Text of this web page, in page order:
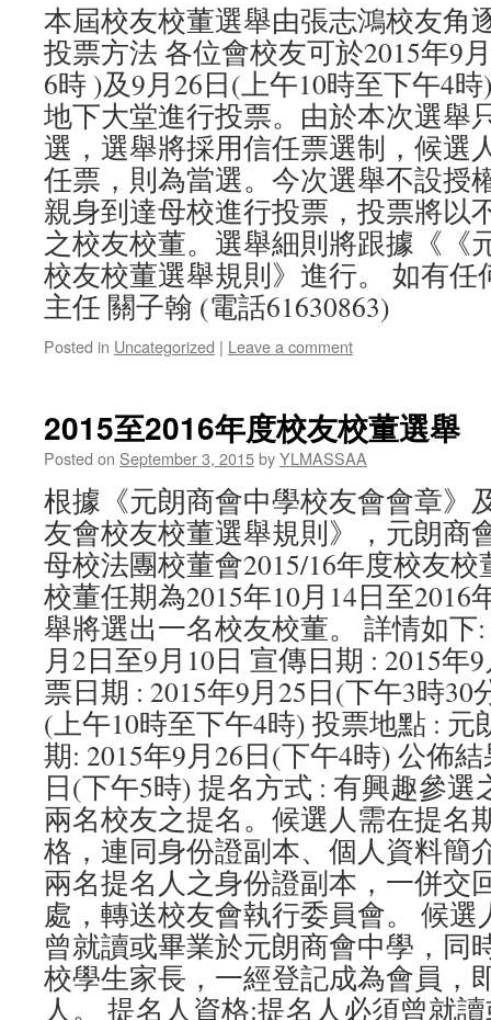
本屆校友校董選舉由張志鴻校友角
投票方法 各位會校友可於2015年9
6時 )及9月26日(上午10時至下午4
地下大堂進行投票。由於本次選舉
選，選舉將採用信任票選制，候選
任票，則為當選。今次選舉不設授
親身到達母校進行投票，投票將以
之校友校董。選舉細則將跟據《《
校友校董選舉規則》進行。 如有
主任 關子翰 (電話61630863)
Posted in Uncategorized | Leave a comment
2015至2016年度校友校董選舉
Posted on September 3, 2015byYLMASSAA
根據《元朗商會中學校友會會章》
友會校友校董選舉規則》，元朗商
母校法團校董會2015/16年度校友
校董任期為2015年10月14日至2016
舉將選出一名校友校董。 詳情如下
月2日至9月10日 宣傳日期 : 2015年
票日期 : 2015年9月25日(下午3時30
(上午10時至下午4時) 投票地點 : 元
期: 2015年9月26日(下午4時) 公佈
日(下午5時) 提名方式 : 有興趣參
兩名校友之提名。候選人需在提名
格，連同身份證副本、個人資料簡
兩名提名人之身份證副本，一併交
處，轉送校友會執行委員會。 候選
曾就讀或畢業於元朗商會中學，同
校學生家長，一經登記成為會員，
人。 提名人資格:提名人必須曾就